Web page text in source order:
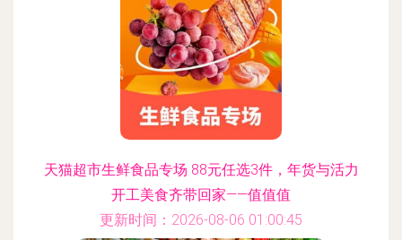
天猫超市生鲜食品专场 88元任选3件，年货与活力
开工美食齐带回家——值值值
更新时间：2026-08-06 01:00:45